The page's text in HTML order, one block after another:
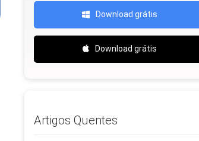
Download grátis
Download grátis
Artigos Quentes